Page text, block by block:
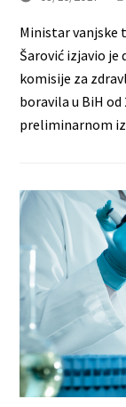
Ministar vanjske
Šarović izjavio je
komisije za
boravila u BiH
preliminarnom